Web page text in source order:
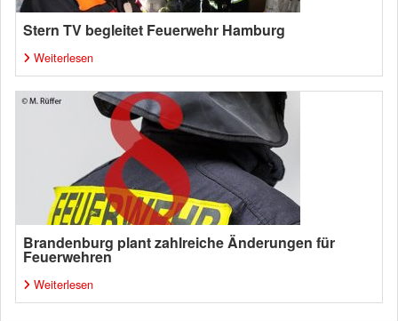
Stern TV begleitet Feuerwehr Hamburg
Weiterlesen
Brandenburg plant zahlreiche Änderungen für
Feuerwehren
Weiterlesen